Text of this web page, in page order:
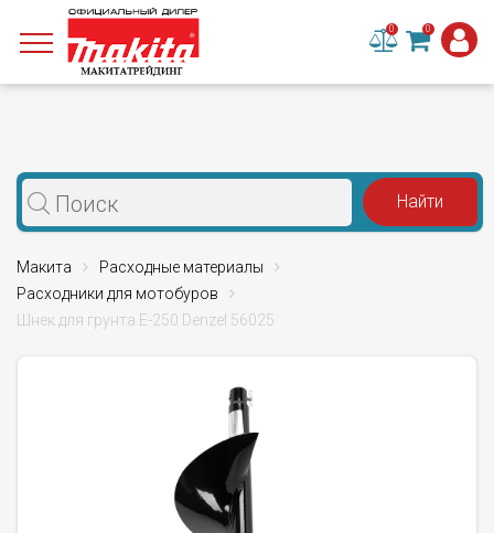
0 0
Макита
Расходные материалы
Расходники для мотобуров
Шнек для грунта E-250 Denzel 56025